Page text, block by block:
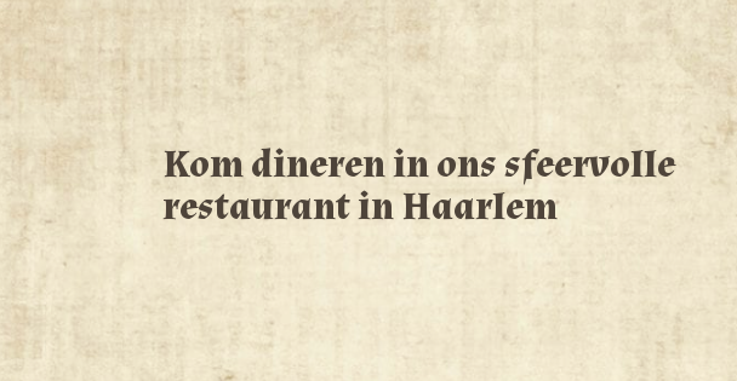
Kom dineren in ons sfeervolle
restaurant in Haarlem